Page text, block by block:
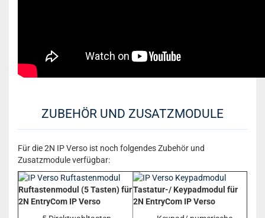
ZUBEHÖR UND ZUSATZMODULE
Für die 2N IP Verso ist noch folgendes Zubehör und
Zusatzmodule verfügbar:
Ruftastenmodul (5 Tasten) für
2N EntryCom IP Verso
Tastatur-/ Keypadmodul für
2N EntryCom IP Verso